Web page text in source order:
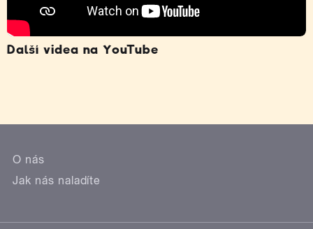
Další videa na YouTube
O nás
Jak nás naladíte